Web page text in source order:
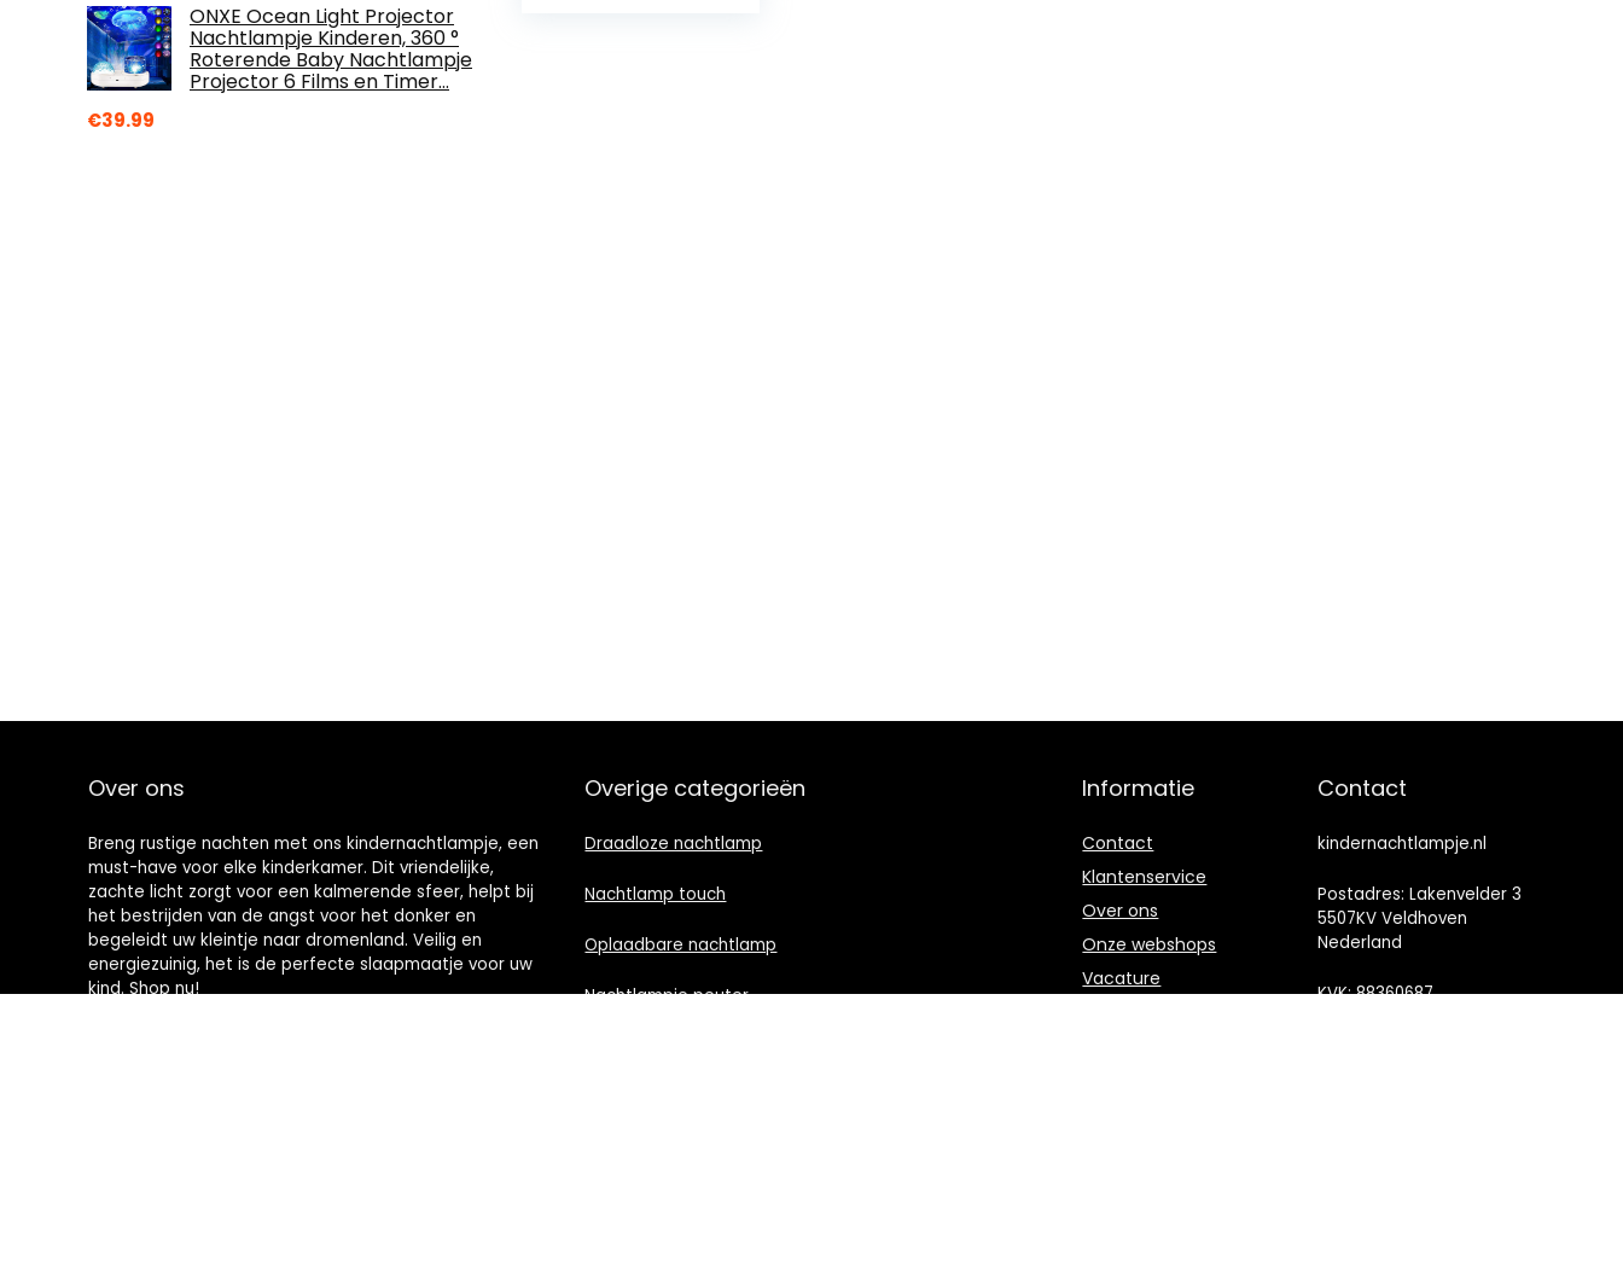
ONXE Ocean Light Projector
Nachtlampje Kinderen, 360 °
Roterende Baby Nachtlampje
Projector 6 Films en Timer…
€39.99
Over ons
Breng rustige nachten met ons kindernachtlampje, een
must-have voor elke kinderkamer. Dit vriendelijke,
zachte licht zorgt voor een kalmerende sfeer, helpt bij
het bestrijden van de angst voor het donker en
begeleidt uw kleintje naar dromenland. Veilig en
energiezuinig, het is de perfecte slaapmaatje voor uw
kind. Shop nu!
Overige categorieën
Draadloze nachtlamp
Nachtlamp touch
Oplaadbare nachtlamp
Nachtlampje peuter
Informatie
Contact
Klantenservice
Over ons
Onze webshops
Vacature
Contact
kindernachtlampje.nl
Postadres: Lakenvelder 3
5507KV Veldhoven
Nederland
KVK: 88360687